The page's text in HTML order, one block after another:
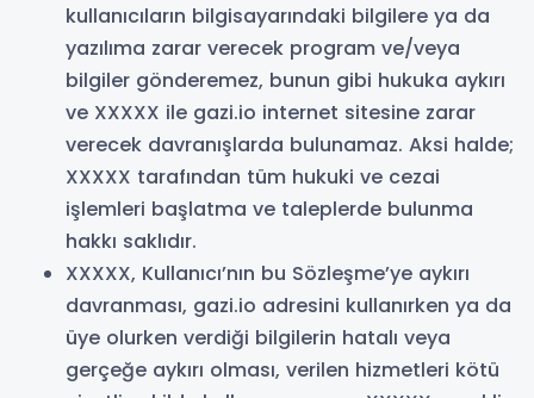
kullanıcıların bilgisayarındaki bilgilere ya da
yazılıma zarar verecek program ve/veya
bilgiler gönderemez, bunun gibi hukuka aykırı
ve XXXXX ile gazi.io internet sitesine zarar
verecek davranışlarda bulunamaz. Aksi halde;
XXXXX tarafından tüm hukuki ve cezai
işlemleri başlatma ve taleplerde bulunma
hakkı saklıdır.
XXXXX, Kullanıcı’nın bu Sözleşme’ye aykırı
davranması, gazi.io adresini kullanırken ya da
üye olurken verdiği bilgilerin hatalı veya
gerçeğe aykırı olması, verilen hizmetleri kötü